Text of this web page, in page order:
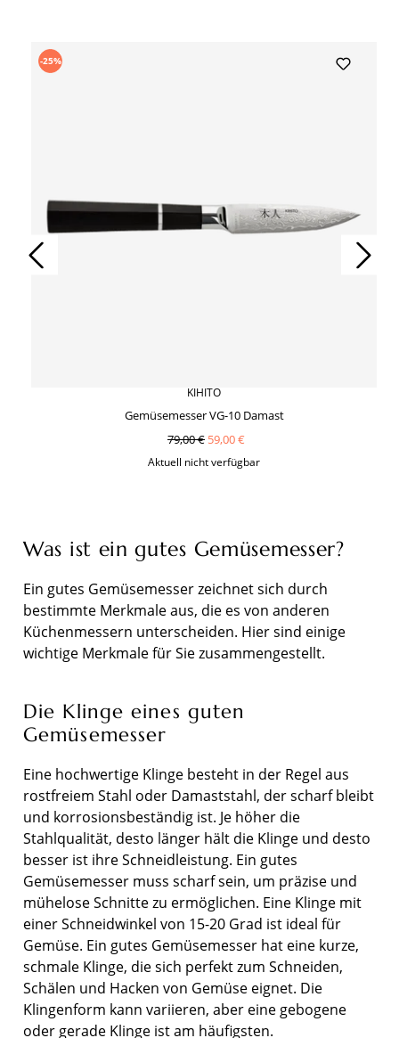
Produktgalerie überspringen
-25%
KIHITO
Gemüsemesser VG-10 Damast
79,00 € 59,00 €
Aktuell nicht verfügbar
Was ist ein gutes Gemüsemesser?
Ein gutes Gemüsemesser zeichnet sich durch
bestimmte Merkmale aus, die es von anderen
Küchenmessern unterscheiden. Hier sind einige
wichtige Merkmale für Sie zusammengestellt.
Die Klinge eines guten
Gemüsemesser
Eine hochwertige Klinge besteht in der Regel aus
rostfreiem Stahl oder Damaststahl, der scharf bleibt
und korrosionsbeständig ist. Je höher die
Stahlqualität, desto länger hält die Klinge und desto
besser ist ihre Schneidleistung. Ein gutes
Gemüsemesser muss scharf sein, um präzise und
mühelose Schnitte zu ermöglichen. Eine Klinge mit
einer Schneidwinkel von 15-20 Grad ist ideal für
Gemüse. Ein gutes Gemüsemesser hat eine kurze,
schmale Klinge, die sich perfekt zum Schneiden,
Schälen und Hacken von Gemüse eignet. Die
Klingenform kann variieren, aber eine gebogene
oder gerade Klinge ist am häufigsten.